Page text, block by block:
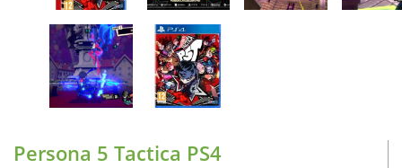
Persona 5 Tactica PS4